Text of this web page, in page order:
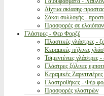
Δίχτυα σκίασης-
Σάκοι συλλογής -
Προσφορές σε
Γλάστρες - Φερ Φορζέ
Πλαστικές γλάστρες -
Κεραμικές πήλινες
Τσιμεντένιες γλάστρες -
Γλάστρες ξύλινες
Κεραμικές Ζαρντινιέρες
Γλαστροθήκες - Φέρ
Προσφορές γλαστρών